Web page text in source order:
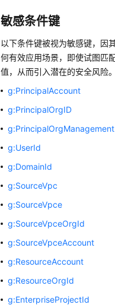
敏感条件键
以下条件键被视为敏感键，因
何有效应用场景，即使试图匹
值，从而引入潜在的安全风险。
g:PrincipalAccount
g:PrincipalOrgID
g:UserId
g:DomainId
g:SourceVpc
g:SourceVpce
g:SourceVpceOrgId
g:SourceVpceAccount
g:ResourceAccount
g:ResourceOrgId
g:EnterpriseProjectId